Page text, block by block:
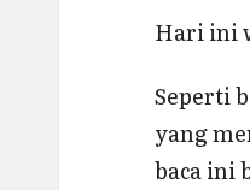
Hari ini
Seperti
yang
baca ini